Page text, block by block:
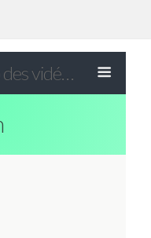
Debilos.fr - Le top des vidéos drôles du WEB !